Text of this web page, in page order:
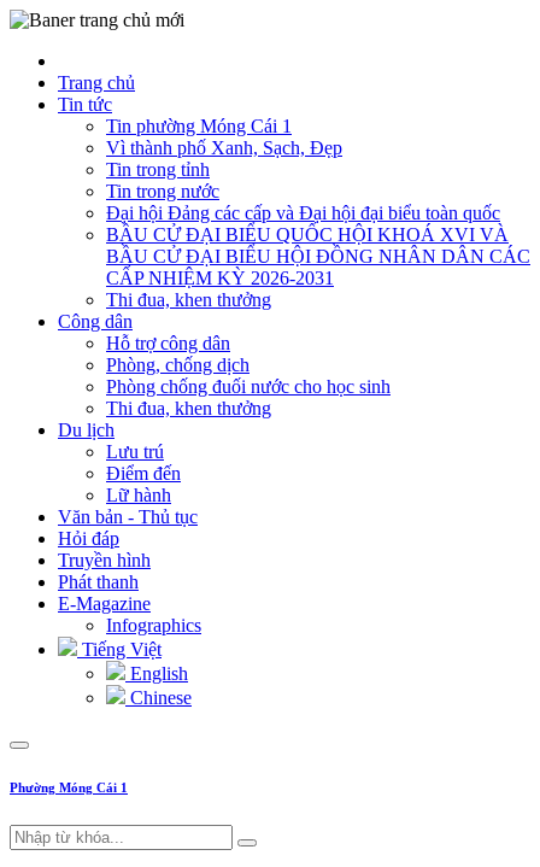
Trang chủ
Tin tức
Tin phường Móng Cái 1
Vì thành phố Xanh, Sạch, Đẹp
Tin trong tỉnh
Tin trong nước
Đại hội Đảng các cấp và Đại hội đại biểu toàn quốc
BẦU CỬ ĐẠI BIỂU QUỐC HỘI KHOÁ XVI VÀ
BẦU CỬ ĐẠI BIỂU HỘI ĐỒNG NHÂN DÂN CÁC
CẤP NHIỆM KỲ 2026-2031
Thi đua, khen thưởng
Công dân
Hỗ trợ công dân
Phòng, chống dịch
Phòng chống đuối nước cho học sinh
Thi đua, khen thưởng
Du lịch
Lưu trú
Điểm đến
Lữ hành
Văn bản - Thủ tục
Hỏi đáp
Truyền hình
Phát thanh
E-Magazine
Infographics
Tiếng Việt
English
Chinese
Phường Móng Cái 1